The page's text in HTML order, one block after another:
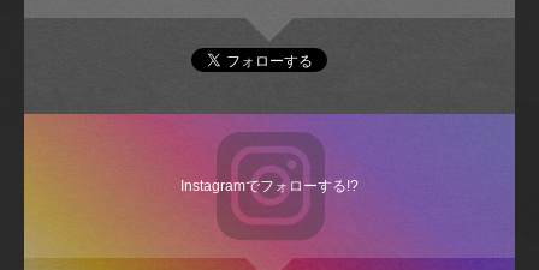
Instagramでフォローする!?